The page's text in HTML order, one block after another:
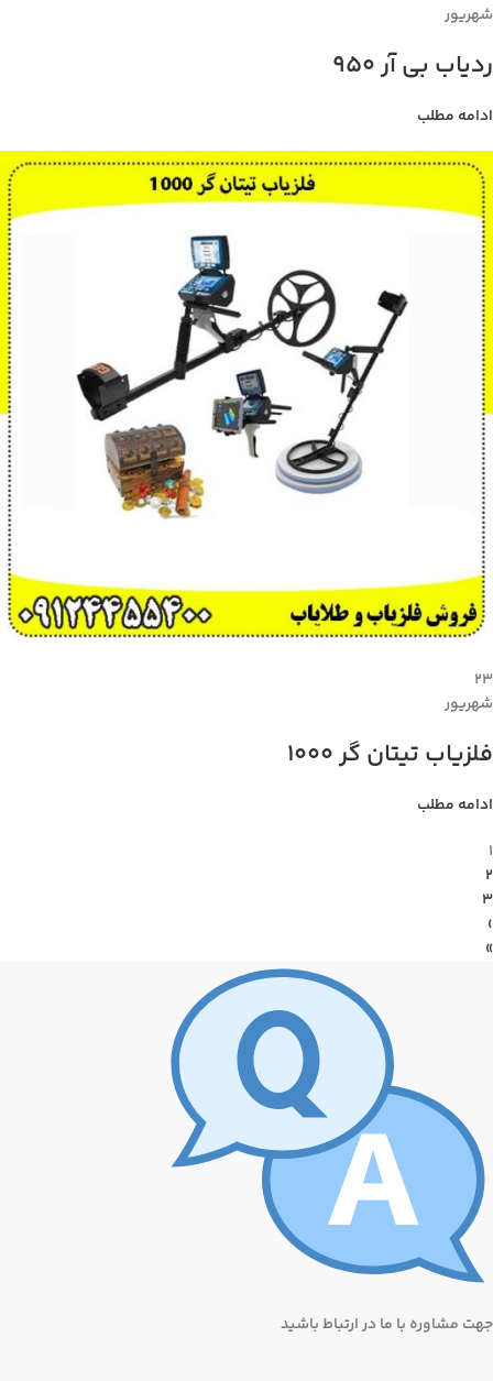
شهریور
ردیاب بی آر 950
ادامه مطلب
۲۳
شهریور
فلزیاب تیتان گر 1000
ادامه مطلب
1
2
3
›
»
جهت مشاوره با ما در ارتباط باشید